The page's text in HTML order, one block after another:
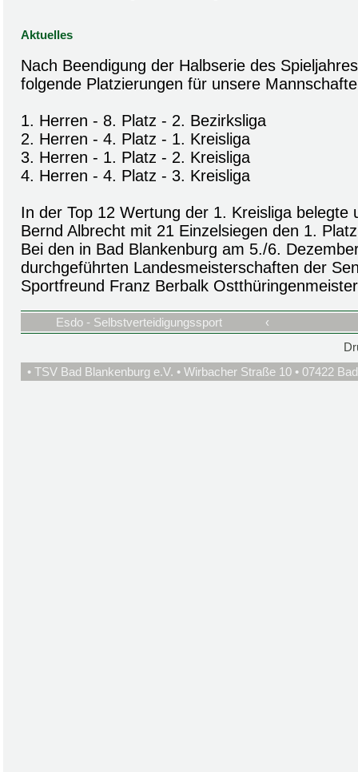
Aktuelles
Nach Beendigung der Halbserie des
folgende Platzierungen für unsere
1. Herren - 8. Platz - 2. Bezirksliga
2. Herren - 4. Platz - 1. Kreisliga
3. Herren - 1. Platz - 2. Kreisliga
4. Herren - 4. Platz - 3. Kreisliga
In der Top 12 Wertung der 1. Kreisliga belegte
Bernd Albrecht mit 21 Einzelsiegen den 1.
Bei den in Bad Blankenburg am 5./6.
durchgeführten Landesmeisterschaften der
Sportfreund Franz Berbalk
Esdo - Selbstverteidigungssport
‹
• TSV Bad Blankenburg e.V. • Wirbacher Straße 10 • 07422